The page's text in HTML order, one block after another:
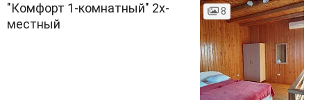
"Комфорт 1-комнатный" 2х-
местный
8